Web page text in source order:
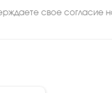
свое